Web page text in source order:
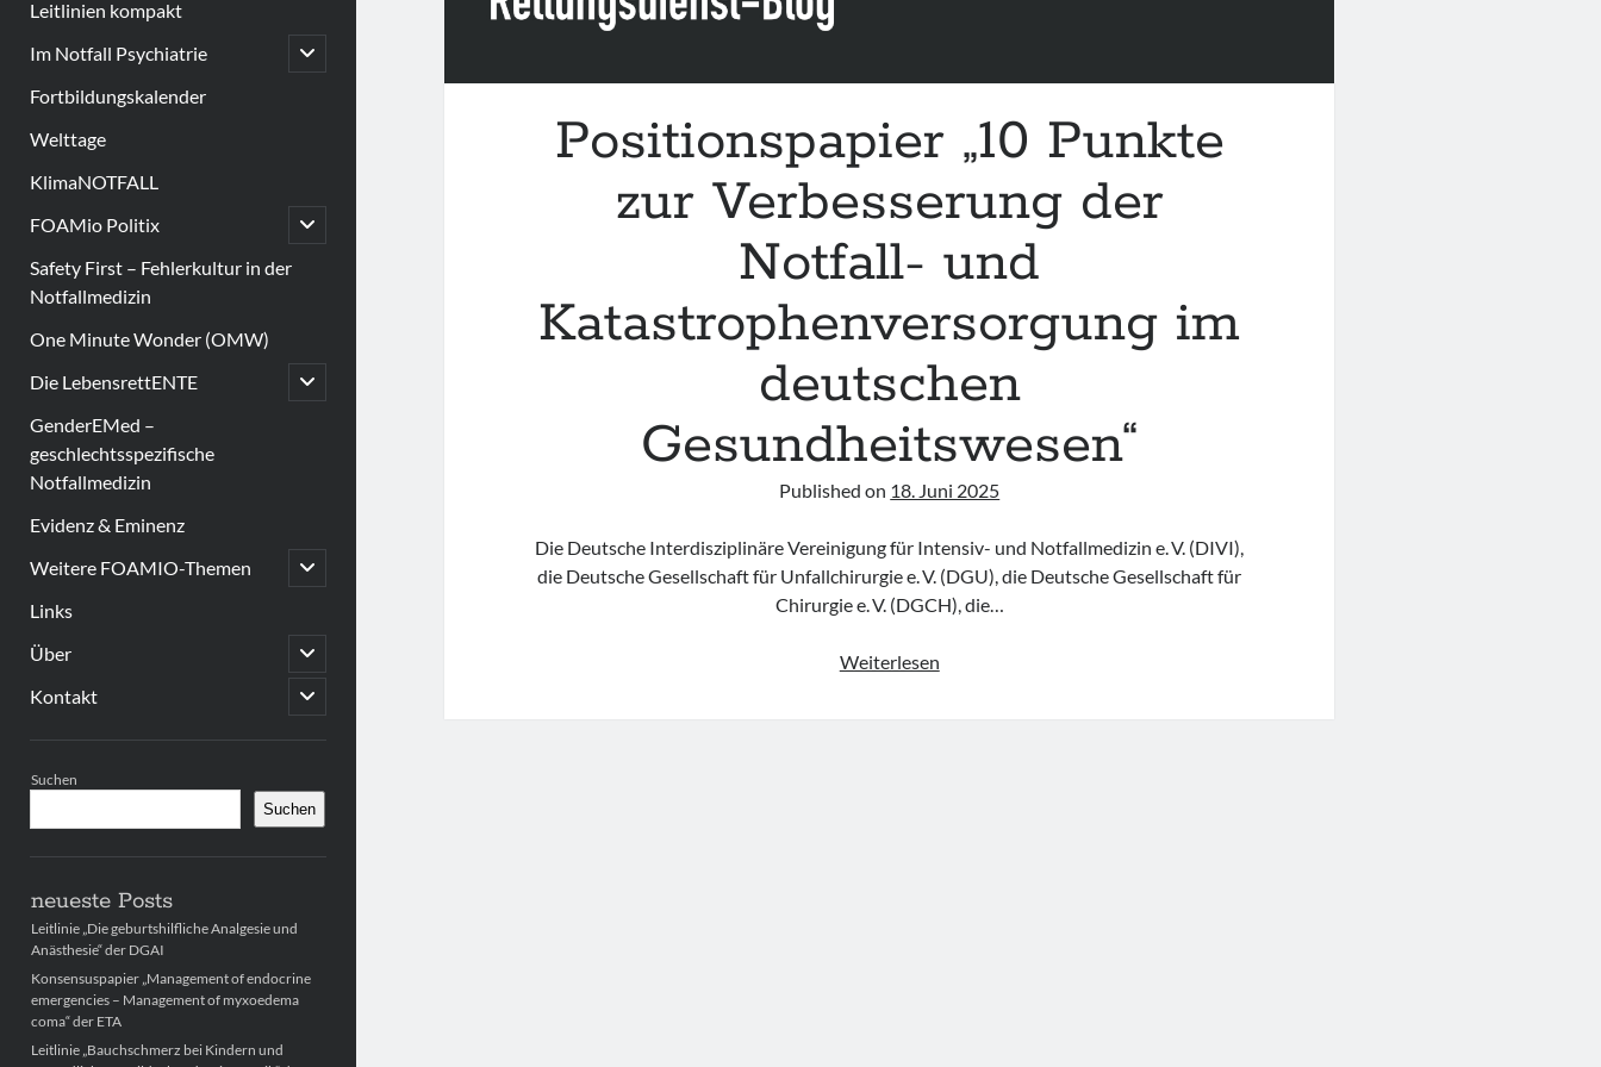
Leitlinien kompakt
Im Notfall Psychiatrie
open
child
Fortbildungskalender
Welttage
KlimaNOTFALL
FOAMio Politix
open
child
Safety First – Fehlerkultur in der
Notfallmedizin
One Minute Wonder (OMW)
Die LebensrettENTE
open
child
GenderEMed –
geschlechtsspezifische
Notfallmedizin
Evidenz & Eminenz
Weitere FOAMIO-Themen
open
child
Links
Über
open
child
menu
Kontakt
open
child
Suchen
Suchen
neueste Posts
Leitlinie „Die geburtshilfliche Analgesie und
Anästhesie“ der DGAI
Konsensuspapier „Management of endocrine
emergencies – Management of myxoedema
coma“ der ETA
Leitlinie „Bauchschmerz bei Kindern und
Positionspapier „10 Punkte
zur Verbesserung der
Notfall- und
Katastrophenversorgung im
deutschen
Gesundheitswesen“
Published on 18. Juni 2025
Die Deutsche Interdisziplinäre Vereinigung für Intensiv- und Notfallmedizin e. V. (DIVI),
die Deutsche Gesellschaft für Unfallchirurgie e. V. (DGU), die Deutsche Gesellschaft für
Chirurgie e. V. (DGCH), die…
WeiterlesenPositionspapier